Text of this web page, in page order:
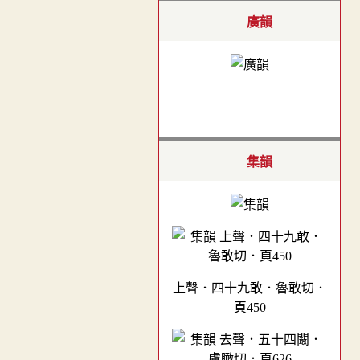
廣韻
集韻
上聲．四十九敢．魯敢切．
頁450